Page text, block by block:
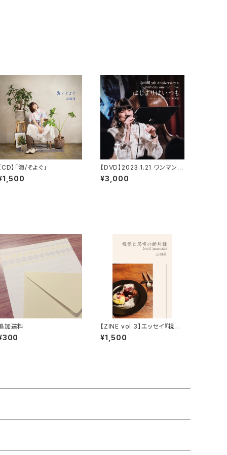
CD】「海/そよぐ」
【DVD】2023.1.21 ワンマンラ
イブ 渋谷7th FLOOR
¥3,000
加送料
【ZINE vol.3】エッセイ『視覚
と思考の断片録』
¥1,500